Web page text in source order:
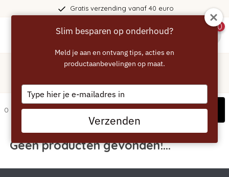
Gratis verzending vanaf 40 euro
0
/black
0 artikelen Filters
Geen producten gevonden!...
Slim besparen op onderhoud?
Meld je aan en ontvang tips, acties en
productaanbevelingen op maat.
Type
your
email
Verzenden